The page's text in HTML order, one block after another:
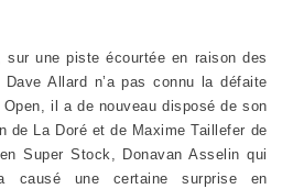
sur une piste écourtée en raison des
Allard n’a pas connu la défaite
il a de nouveau disposé de son
de La Doré et de Maxime Taillefer de
Super Stock, Donavan Asselin qui
causé une certaine surprise en